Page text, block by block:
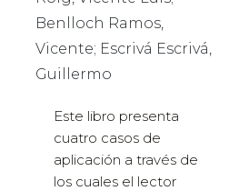
Benlloch Ramos,
Vicente; Escrivá Escrivá,
Guillermo
Este libro presenta
cuatro casos de
aplicación a través de
los cuales el lector